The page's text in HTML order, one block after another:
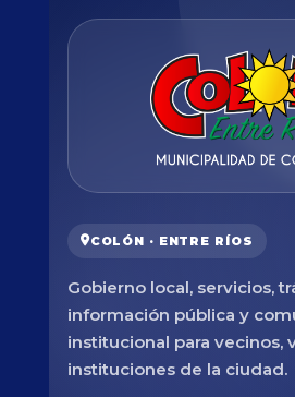
COLÓN · ENTRE RÍOS
Gobierno local, servicios,
información pública y
institucional para vecinos,
instituciones de la ciudad.